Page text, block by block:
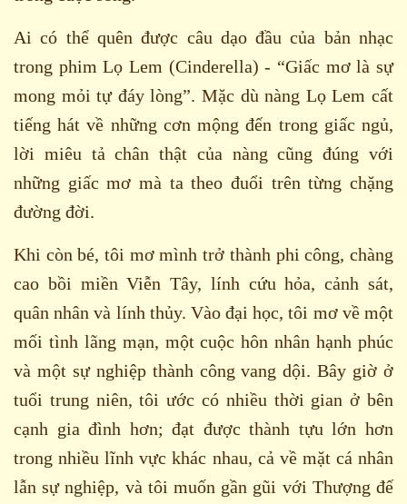
Ai có thể quên được câu dạo đầu của bản nhạc
trong phim Lọ Lem (Cinderella) - “Giấc mơ là sự
mong mỏi tự đáy lòng”. Mặc dù nàng Lọ Lem cất
tiếng hát về những cơn mộng đến trong giấc ngủ,
lời miêu tả chân thật của nàng cũng đúng với
những giấc mơ mà ta theo đuổi trên từng chặng
đường đời.
Khi còn bé, tôi mơ mình trở thành phi công, chàng
cao bồi miền Viễn Tây, lính cứu hỏa, cảnh sát,
quân nhân và lính thủy. Vào đại học, tôi mơ về một
mối tình lãng mạn, một cuộc hôn nhân hạnh phúc
và một sự nghiệp thành công vang dội. Bây giờ ở
tuổi trung niên, tôi ước có nhiều thời gian ở bên
cạnh gia đình hơn; đạt được thành tựu lớn hơn
trong nhiều lĩnh vực khác nhau, cả về mặt cá nhân
lẫn sự nghiệp, và tôi muốn gần gũi với Thượng đế